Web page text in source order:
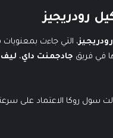
رودريجيز
، التي جاءت
في فريق جادجمنت داي، ليف
سول روكا الاعتماد على